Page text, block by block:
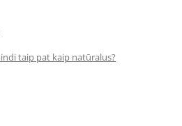
taip pat kaip natūralus?